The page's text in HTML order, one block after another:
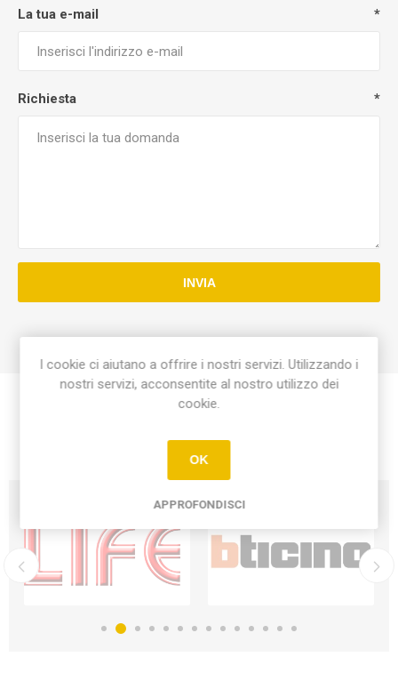
La tua e-mail *
Richiesta *
INVIA
I cookie ci aiutano a offrire i nostri servizi. Utilizzando i
nostri servizi, acconsentite al nostro utilizzo dei
cookie.
OK
APPROFONDISCI